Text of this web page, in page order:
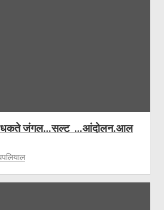
धधकते जंगल…सल्ट …आंदोलन.आल